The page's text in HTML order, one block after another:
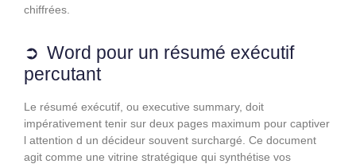
chiffrées.
Word pour un résumé exécutif
percutant
Le résumé exécutif, ou executive summary, doit
impérativement tenir sur deux pages maximum pour captiver
l attention d un décideur souvent surchargé. Ce document
agit comme une vitrine stratégique qui synthétise vos